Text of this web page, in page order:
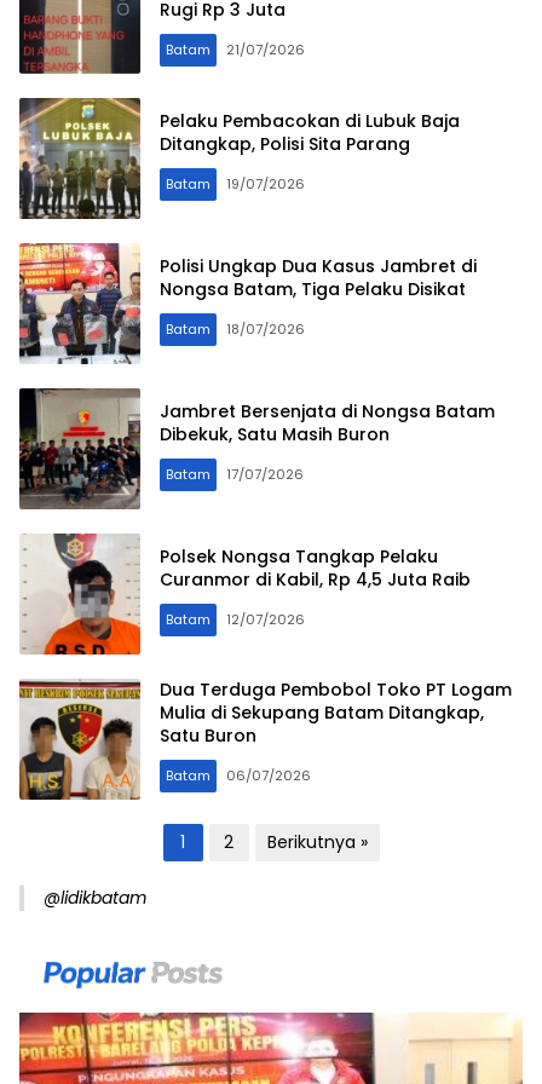
Rugi Rp 3 Juta
Batam 21/07/2026
Pelaku Pembacokan di Lubuk Baja
Ditangkap, Polisi Sita Parang
Batam 19/07/2026
Polisi Ungkap Dua Kasus Jambret di
Nongsa Batam, Tiga Pelaku Disikat
Batam 18/07/2026
Jambret Bersenjata di Nongsa Batam
Dibekuk, Satu Masih Buron
Batam 17/07/2026
Polsek Nongsa Tangkap Pelaku
Curanmor di Kabil, Rp 4,5 Juta Raib
Batam 12/07/2026
Dua Terduga Pembobol Toko PT Logam
Mulia di Sekupang Batam Ditangkap,
Satu Buron
Batam 06/07/2026
pos
1 2 Berikutnya »
@lidikbatam